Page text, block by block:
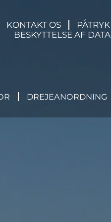
KONTAKT OS PÅTRYK
BESKYTTELSE AF DATA
DREJEANORDNING